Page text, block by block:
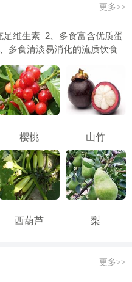
更多>>
足维生素 2、多食富含优质蛋
多食清淡易消化的流质饮食
樱桃 山竹
西葫芦 梨
更多>>